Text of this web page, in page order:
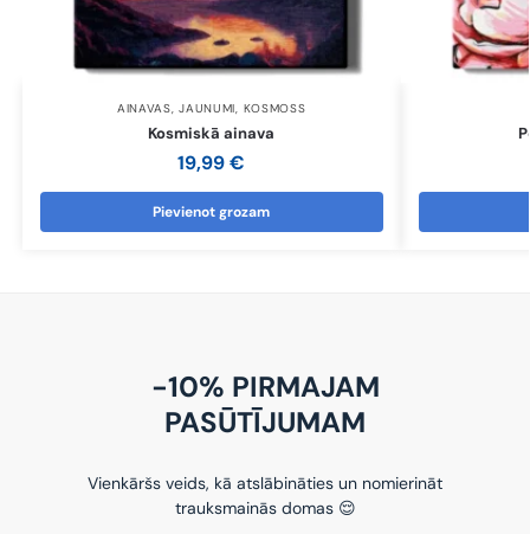
AINAVAS,JAUNUMI, KOSMOSS
Kosmiskā ainava
19,99€
Pievienot grozam
-10% PIRMAJAM
PASŪTĪJUMAM
Vienkāršs veids, kā atslābināties un nomierināt
trauksmainās domas 😌